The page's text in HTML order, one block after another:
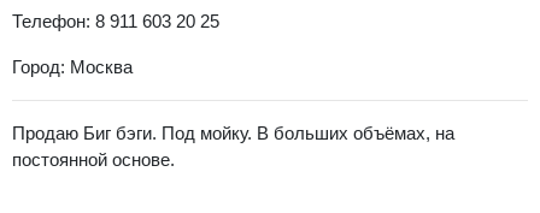
Телефон: 8 911 603 20 25
Город: Москва
Продаю Биг бэги. Под мойку. В больших объёмах, на
постоянной основе.